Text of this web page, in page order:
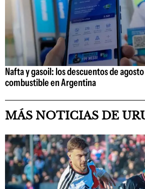
Nafta y gasoil: los descuentos de
combustible en Argentina
MÁS NOTICIAS DE